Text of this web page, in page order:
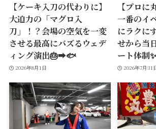
【ケーキ入刀の代わりに】
大迫力の「マグロ入
刀」！？会場の空気を一変
させる最高にバズるウェデ
ィング演出🎂➡️🐟
2026年8月1日
【プロに
一番のイ
にラクに
せから当
ート体制✨
2026年7月31